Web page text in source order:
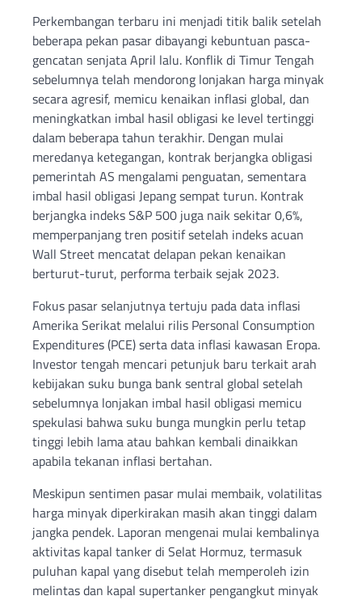
Perkembangan terbaru ini menjadi titik balik setelah
beberapa pekan pasar dibayangi kebuntuan pasca-
gencatan senjata April lalu. Konflik di Timur Tengah
sebelumnya telah mendorong lonjakan harga minyak
secara agresif, memicu kenaikan inflasi global, dan
meningkatkan imbal hasil obligasi ke level tertinggi
dalam beberapa tahun terakhir. Dengan mulai
meredanya ketegangan, kontrak berjangka obligasi
pemerintah AS mengalami penguatan, sementara
imbal hasil obligasi Jepang sempat turun. Kontrak
berjangka indeks S&P 500 juga naik sekitar 0,6%,
memperpanjang tren positif setelah indeks acuan
Wall Street mencatat delapan pekan kenaikan
berturut-turut, performa terbaik sejak 2023.
Fokus pasar selanjutnya tertuju pada data inflasi
Amerika Serikat melalui rilis Personal Consumption
Expenditures (PCE) serta data inflasi kawasan Eropa.
Investor tengah mencari petunjuk baru terkait arah
kebijakan suku bunga bank sentral global setelah
sebelumnya lonjakan imbal hasil obligasi memicu
spekulasi bahwa suku bunga mungkin perlu tetap
tinggi lebih lama atau bahkan kembali dinaikkan
apabila tekanan inflasi bertahan.
Meskipun sentimen pasar mulai membaik, volatilitas
harga minyak diperkirakan masih akan tinggi dalam
jangka pendek. Laporan mengenai mulai kembalinya
aktivitas kapal tanker di Selat Hormuz, termasuk
puluhan kapal yang disebut telah memperoleh izin
melintas dan kapal supertanker pengangkut minyak